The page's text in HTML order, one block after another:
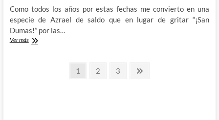
Como todos los años por estas fechas me convierto en una
especie de Azrael de saldo que en lugar de gritar “¡San
Dumas!” por las…
Ver másAsí
Página
1 Página
2 Página
3
Página